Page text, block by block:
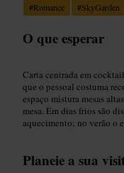
#Romance #SkyGarden
O que esperar
Carta centrada em
que o pessoal costuma
espaço mistura mesas
mesa. Em dias frios são
aquecimento; no verão o
Planeie a sua